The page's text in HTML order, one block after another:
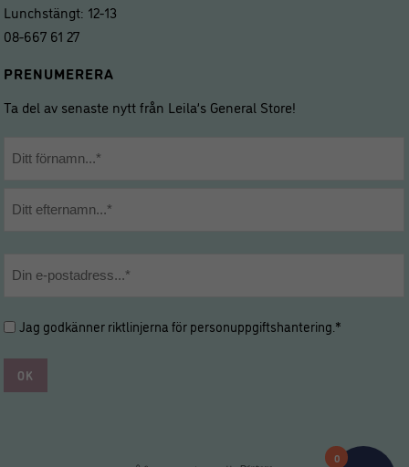
Lunchstängt: 12-13
08-667 61 27
PRENUMERERA
Ta del av senaste nytt från Leila’s General Store!
Hantering
personuppgifter
*
Jag godkänner riktlinjerna förpersonuppgiftshantering .*
0